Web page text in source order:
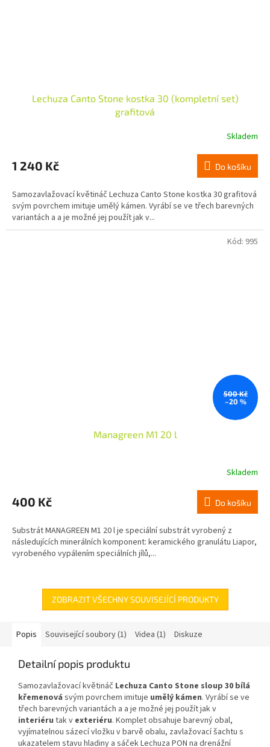
Lechuza Canto Stone kostka 30 (kompletní set)
grafitová
Skladem
1 240 Kč Do košíku
Samozavlažovací květináč Lechuza Canto Stone kostka 30 grafitová
svým povrchem imituje umělý kámen. Vyrábí se ve třech barevných
variantách a a je možné jej použít jak v...
500 Kč
–20 %
Managreen M1 20 l
Skladem
400 Kč Do košíku
Substrát MANAGREEN M1 20 l je speciální substrát vyrobený z
následujících minerálních komponent: keramického granulátu Liapor,
vyrobeného vypálením speciálních jílů,...
Kód: 995
ZOBRAZIT VŠECHNY SOUVISEJÍCÍ PRODUKTY
Popis Související soubory (1) Videa (1) Diskuze
Detailní popis produktu
Samozavlažovací květináč Lechuza Canto Stone sloup 30 bílá
křemenová svým povrchem imituje umělý kámen. Vyrábí se ve
třech barevných variantách a a je možné jej použít jak v
interiéru tak v exteriéru. Komplet obsahuje barevný obal,
vyjímatelnou sázecí vložku v barvě obalu, zavlažovací šachtu s
ukazatelem stavu hladiny a sáček Lechuza PON na drenážní